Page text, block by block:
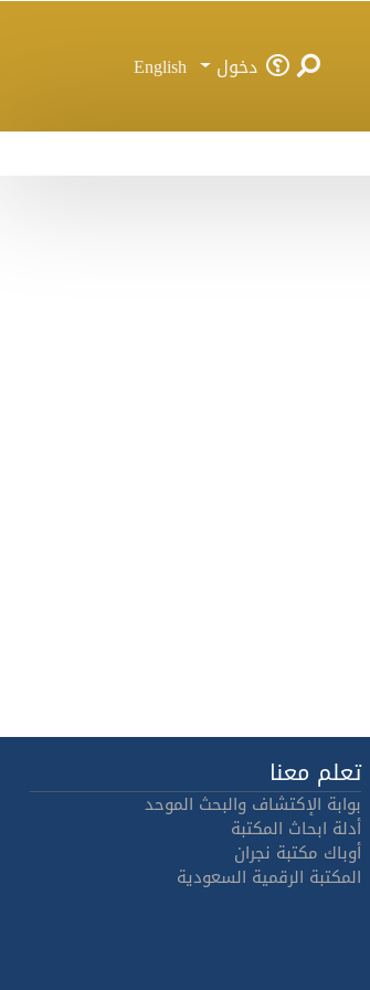
دخول English
تعلم معنا
بوابة الإكتشاف والبحث الموحد
أدلة ابحاث المكتبة
أوباك مكتبة نجران
المكتبة الرقمية السعودية